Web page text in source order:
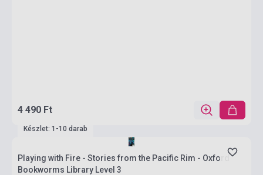
4 490 Ft
Készlet: 1-10 darab
Playing with Fire - Stories from the Pacific Rim - Oxford
Bookworms Library Level 3